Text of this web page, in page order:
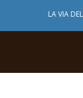
LA VIA